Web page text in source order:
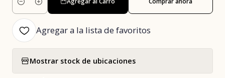
Cantidad
Agregar a la lista de favoritos
Mostrar stock de ubicaciones